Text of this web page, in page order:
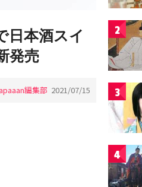
日本酒スイ
発売
編集部 2021/07/15
2
3
4